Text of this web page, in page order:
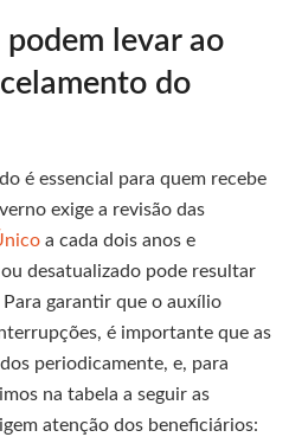
levar ao
do
é essencial para quem recebe
exige a revisão das
a cada dois anos e
desatualizado pode resultar
garantir que o auxílio
é importante que as
periodicamente, e, para
na tabela a seguir as
atenção dos beneficiários: